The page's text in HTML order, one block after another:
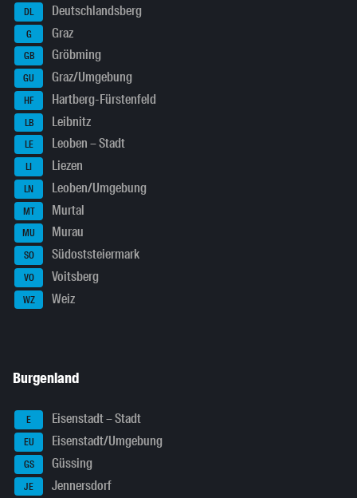
DL Deutschlandsberg
G Graz
GB Gröbming
GU Graz/Umgebung
HF Hartberg-Fürstenfeld
LB Leibnitz
LE Leoben – Stadt
LI Liezen
LN Leoben/Umgebung
MT Murtal
MU Murau
SO Südoststeiermark
VO Voitsberg
WZ Weiz
Burgenland
E Eisenstadt – Stadt
EU Eisenstadt/Umgebung
GS Güssing
JE Jennersdorf